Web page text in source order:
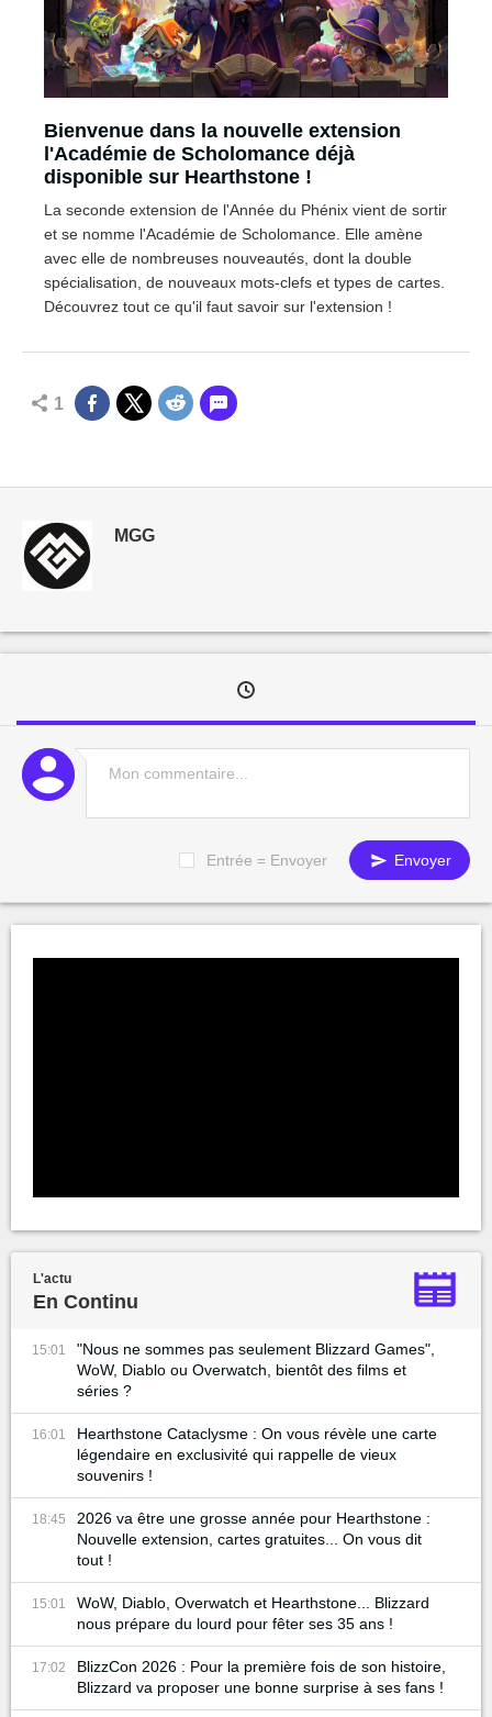
Bienvenue dans la nouvelle extension
l'Académie de Scholomance déjà
disponible sur Hearthstone !
La seconde extension de l'Année du Phénix vient de sortir
et se nomme l'Académie de Scholomance. Elle amène
avec elle de nombreuses nouveautés, dont la double
spécialisation, de nouveaux mots-clefs et types de cartes.
Découvrez tout ce qu'il faut savoir sur l'extension !
1
MGG
Entrée = Envoyer Envoyer
L'actu
En Continu
15:01
"Nous ne sommes pas seulement Blizzard Games",
WoW, Diablo ou Overwatch, bientôt des films et
séries ?
16:01
Hearthstone Cataclysme : On vous révèle une carte
légendaire en exclusivité qui rappelle de vieux
souvenirs !
18:45
2026 va être une grosse année pour Hearthstone :
Nouvelle extension, cartes gratuites... On vous dit
tout !
15:01
WoW, Diablo, Overwatch et Hearthstone... Blizzard
nous prépare du lourd pour fêter ses 35 ans !
17:02
BlizzCon 2026 : Pour la première fois de son histoire,
Blizzard va proposer une bonne surprise à ses fans !